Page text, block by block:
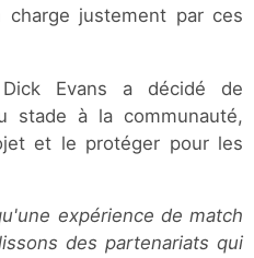
justement par ces
Evans a décidé de
stade à la communauté,
et le protéger pour les
expérience de match
des partenariats qui